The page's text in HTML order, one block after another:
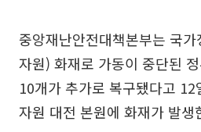
중앙재난안전대책본부는 국
자원) 화재로 가동이 중단된
10개가 추가로 복구됐다고
자원 대전 본원에 화재가 발생